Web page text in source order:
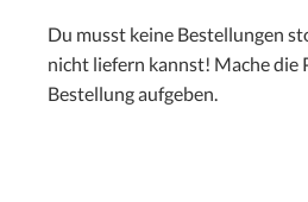
Du musst keine Bestellungen
nicht liefern kannst! Mache die
Bestellung aufgeben.